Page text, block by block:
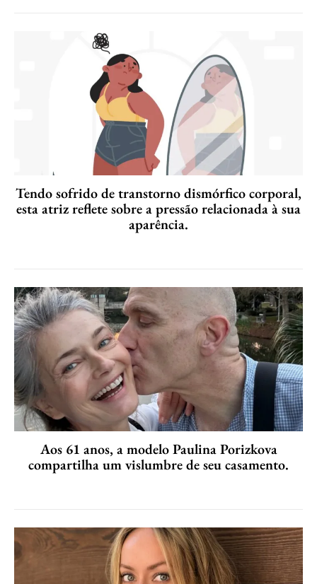
Tendo sofrido de transtorno dismórfico corporal,
esta atriz reflete sobre a pressão relacionada à sua
aparência.
Aos 61 anos, a modelo Paulina Porizkova
compartilha um vislumbre de seu casamento.